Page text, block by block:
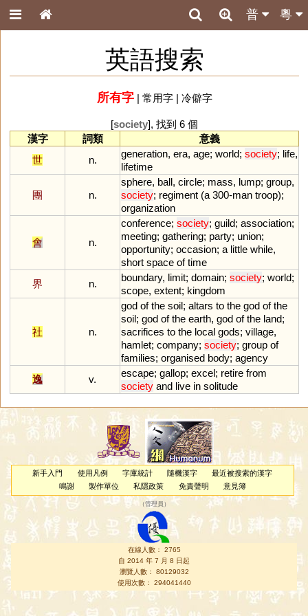
粵
普
英語搜索
所有字| 常用字| 冷僻字
[society], 找到 6 個
漢字
詞類
意義
世
n.
generation, era, age; world; society; life,
lifetime
團 n.
sphere, ball, circle; mass, lump; group,
society; regiment (a 300-man troop);
organization
會 n.
conference; society; guild; association;
meeting; gathering; party; union;
opportunity; occasion; a little while,
short space of time
界
n.
boundary, limit; domain; society; world;
scope, extent; kingdom
社 n.
god of the soil; altars to the god of the
soil; god of the earth, god of the land;
sacrifices to the local gods; village,
hamlet; company; society; group of
families; organised body; agency
逸
v.
escape; gallop; excel; retire from
society and live in solitude
新手入門 使用凡例 字庫統計 隨機漢字
最近被搜索的漢字
鳴謝
製作單位 私隱政策 免責聲明 意見簿
（管理員 ）
在線人數： 2765
自 2014 年 7 月 8 日起
瀏覽人數： 80129032
使用次數： 294041440